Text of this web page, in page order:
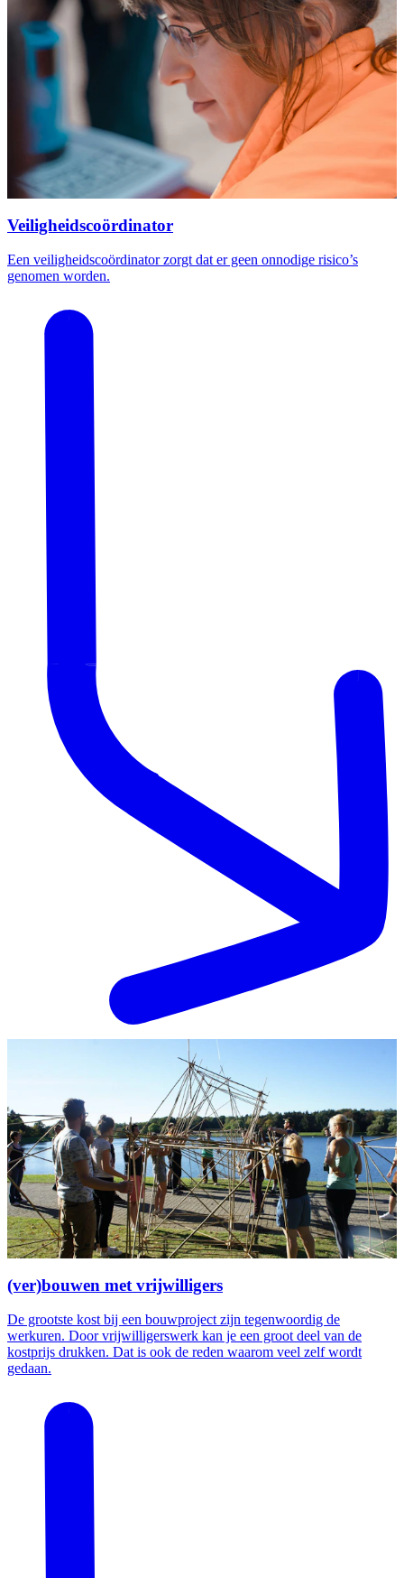
Veiligheidscoördinator
Een veiligheidscoördinator zorgt dat er geen onnodige risico’s
genomen worden.
(ver)bouwen met vrijwilligers
De grootste kost bij een bouwproject zijn tegenwoordig de
werkuren. Door vrijwilligerswerk kan je een groot deel van de
kostprijs drukken. Dat is ook de reden waarom veel zelf wordt
gedaan.